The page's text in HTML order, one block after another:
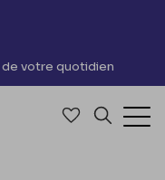
de votre quotidien
Accéder à